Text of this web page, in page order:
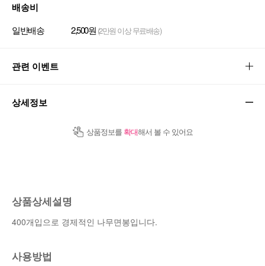
배송비
일반배송 2,500원 (2만원 이상 무료배송)
관련 이벤트
상세정보
상품정보를 확대해서 볼 수 있어요
상품상세설명
400개입으로 경제적인 나무면봉입니다.
사용방법